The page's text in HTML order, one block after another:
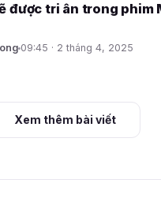
được tri ân trong phim
09:45 · 2 tháng 4, 2025
Xem thêm bài viết